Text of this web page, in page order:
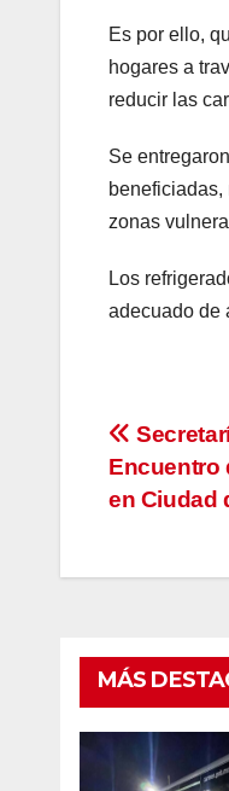
Es por ello,
hogares a
reducir las
Se
zonas
Los
adecuado de
de
Encuentro
en Ciudad
MÁS